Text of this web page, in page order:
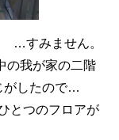
…すみません。
我が家の二階
がしたので…
とつのフロアが